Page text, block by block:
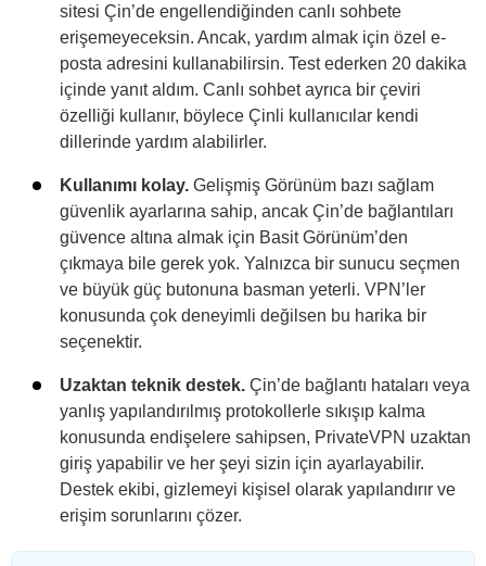
sitesi Çin’de engellendiğinden canlı sohbete
erişemeyeceksin. Ancak, yardım almak için özel e-
posta adresini kullanabilirsin. Test ederken 20 dakika
içinde yanıt aldım. Canlı sohbet ayrıca bir çeviri
özelliği kullanır, böylece Çinli kullanıcılar kendi
dillerinde yardım alabilirler.
Kullanımı kolay. Gelişmiş Görünüm bazı sağlam
güvenlik ayarlarına sahip, ancak Çin’de bağlantıları
güvence altına almak için Basit Görünüm’den
çıkmaya bile gerek yok. Yalnızca bir sunucu seçmen
ve büyük güç butonuna basman yeterli. VPN’ler
konusunda çok deneyimli değilsen bu harika bir
seçenektir.
Uzaktan teknik destek. Çin’de bağlantı hataları veya
yanlış yapılandırılmış protokollerle sıkışıp kalma
konusunda endişelere sahipsen, PrivateVPN uzaktan
giriş yapabilir ve her şeyi sizin için ayarlayabilir.
Destek ekibi, gizlemeyi kişisel olarak yapılandırır ve
erişim sorunlarını çözer.